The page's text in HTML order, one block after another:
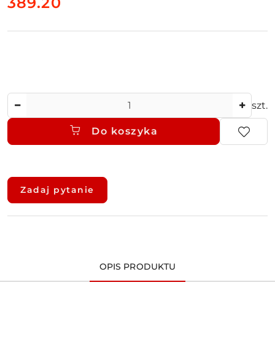
szt.
Do koszyka
Dostępność
dostawa
Zadaj pytanie
OPIS PRODUKTU